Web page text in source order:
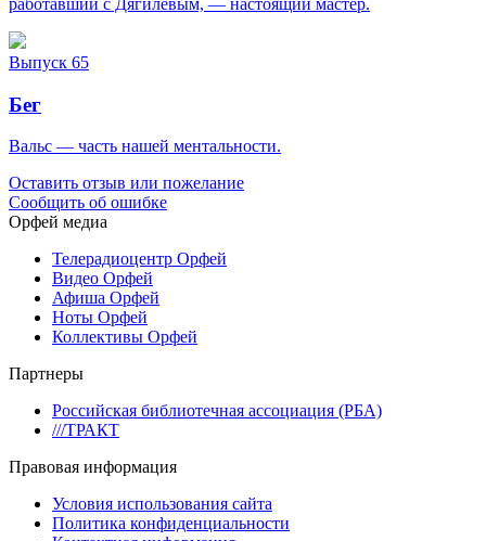
работавший с Дягилевым, — настоящий мастер.
Выпуск 65
Бег
Вальс — часть нашей ментальности.
Оставить отзыв или пожелание
Сообщить об ошибке
Орфей медиа
Телерадиоцентр Орфей
Видео Орфей
Афиша Орфей
Ноты Орфей
Коллективы Орфей
Партнеры
Российская библиотечная ассоциация (РБА)
///ТРАКТ
Правовая информация
Условия использования сайта
Политика конфиденциальности